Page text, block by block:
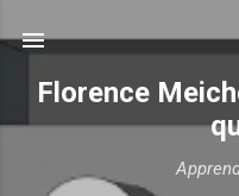
Florence